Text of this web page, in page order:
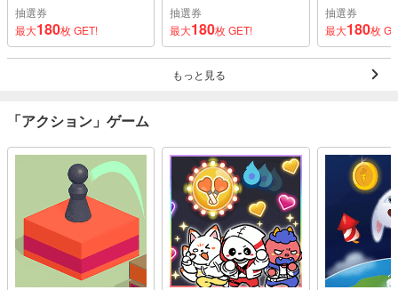
抽選券
最大180枚 GET!
抽選券
最大180枚 GET!
抽選券
最大180枚
もっと見る
「アクション」ゲーム